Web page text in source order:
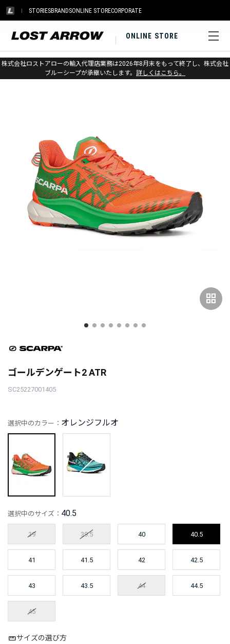
STORIESBRANDSONLINE STORECORPORATE
ONLINE STORE
株式会社ロストアローの輸入代理店業務は2026年8月末をもって終了し、株式会社
ブルーシープが承継いたします。 詳しくはこちら。
ホーム > スカルパ > トレイルランニング
grid_view
ゴールデンゲート2 ATR
SC25227001405
選択中のカラー： オレンジフルオ
選択中のサイズ： 40.5
39 39.5 40 40.5
41 41.5 42 42.5
43 43.5 44 44.5
45
サイズの選び方